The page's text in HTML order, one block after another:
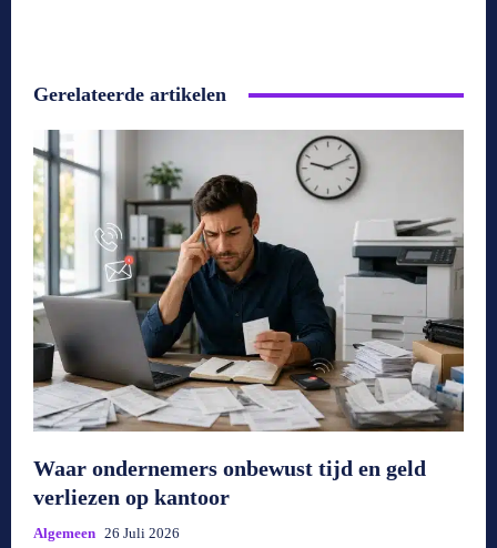
Gerelateerde artikelen
Waar ondernemers onbewust tijd en geld
verliezen op kantoor
Algemeen 26 Juli 2026